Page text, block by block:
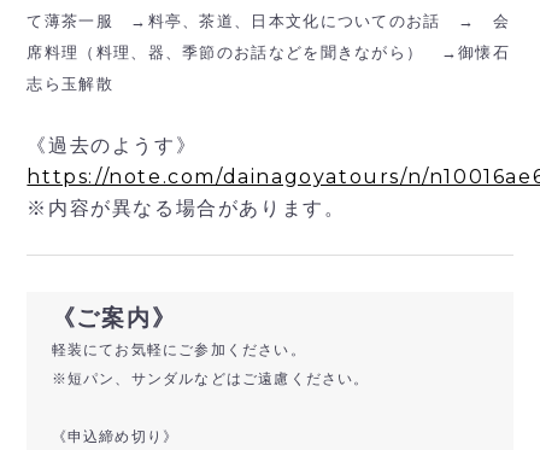
て薄茶一服 →料亭、茶道、日本文化についてのお話 → 会
席料理（料理、器、季節のお話などを聞きながら） →御懐石
志ら玉解散
《過去のようす》
https://note.com/dainagoyatours/n/
※内容が異なる場合があります。
《ご案内》
軽装にてお気軽にご参加ください。
※短パン、サンダルなどはご遠慮ください。
《申込締め切り》